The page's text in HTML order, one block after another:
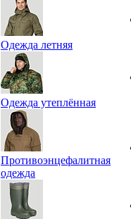
Одежда летняя
Одежда утеплённая
Противоэнцефалитная
одежда